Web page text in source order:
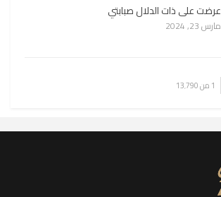
عرضت على ذات الدلال صبابتي
مارس 23, 2024
1 من 13٬790